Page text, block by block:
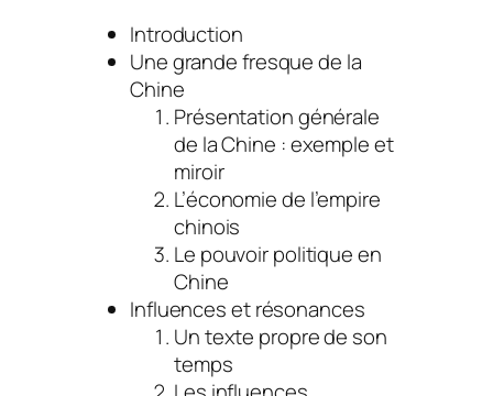
Introduction
Une grande fresque de la
Chine
Présentation générale
de la Chine : exemple et
miroir
L’économie de l’empire
chinois
Le pouvoir politique en
Chine
Influences et résonances
Un texte propre de son
temps